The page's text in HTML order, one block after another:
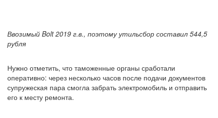
Ввозимый Bolt 2019 г.в., поэтому утильсбор составил 544,5
рубля
Нужно отметить, что таможенные органы сработали
оперативно: через несколько часов после подачи документов
супружеская пара смогла забрать электромобиль и отправить
его к месту ремонта.